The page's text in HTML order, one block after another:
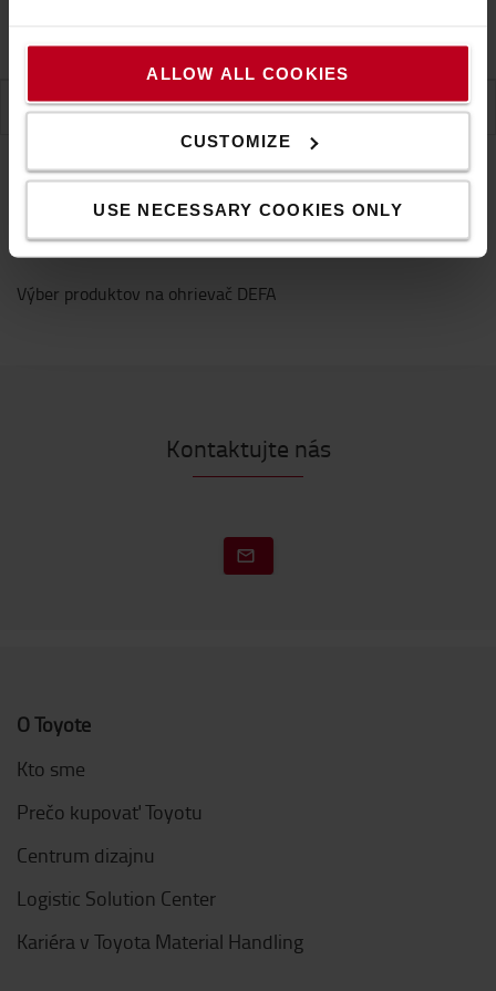
ALLOW ALL COOKIES
CUSTOMIZE
USE NECESSARY COOKIES ONLY
ŠPECIFIKÁCIA
Špecifikácia
Výber produktov na ohrievač DEFA
Kontaktujte nás
O Toyote
Kto sme
Prečo kupovať Toyotu
Centrum dizajnu
Logistic Solution Center
Kariéra v Toyota Material Handling